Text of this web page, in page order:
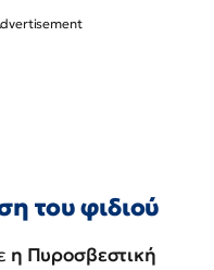
του φιδιού
η Πυροσβεστική